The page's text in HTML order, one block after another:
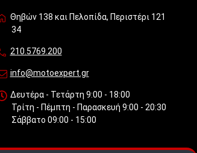
Θηβών 138 και Πελοπίδα, Περιστέρι 121
34
210.5769.200
info@motoexpert.gr
Δευτέρα - Τετάρτη 9:00 - 18:00
Τρίτη - Πέμπτη - Παρασκευή 9:00 - 20:30
Σάββατο 09:00 - 15:00